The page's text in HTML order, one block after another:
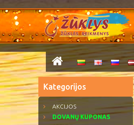
Kategorijos
AKCIJOS
DOVANŲ KUPONAS